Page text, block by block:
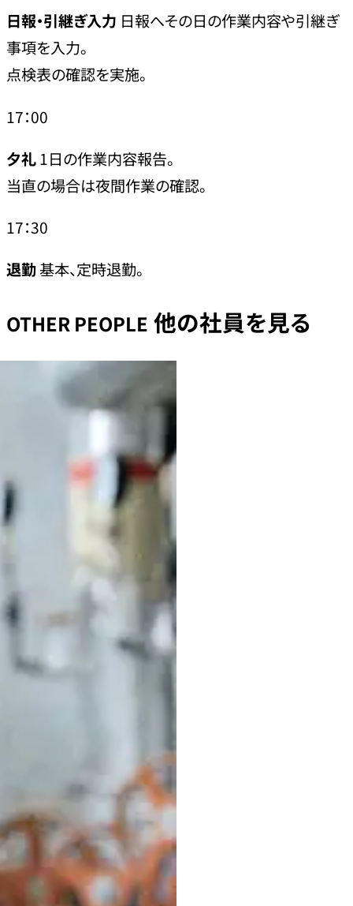
日報・引継ぎ入力 日報へその日の作業内容や引継ぎ
事項を入力。
点検表の確認を実施。
17：00
夕礼1日の作業内容報告。
当直の場合は夜間作業の確認。
17：30
退勤基本、定時退勤。
OTHER PEOPLE 他の社員を見る